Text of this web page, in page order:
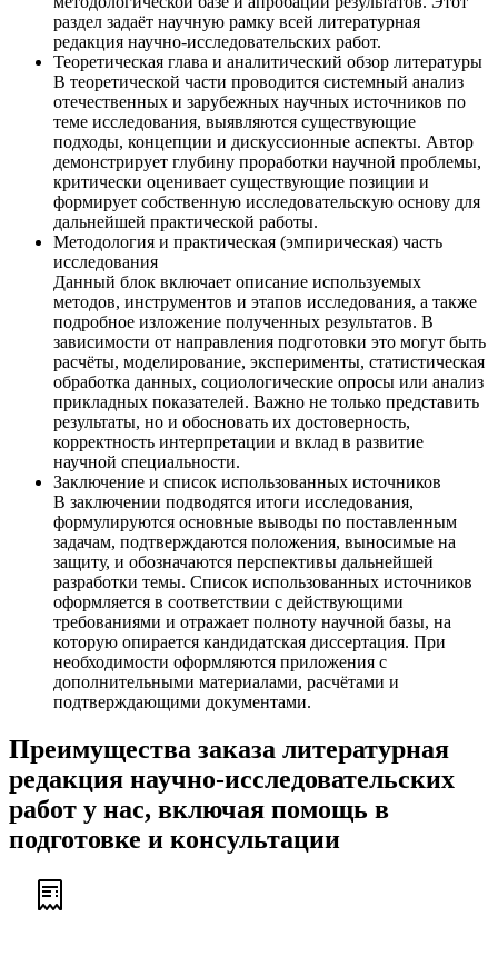
раздел задаёт научную рамку всей литературная
редакция научно-исследовательских работ.
Теоретическая глава и аналитический обзор литературы
В теоретической части проводится системный анализ
отечественных и зарубежных научных источников по
теме исследования, выявляются существующие
подходы, концепции и дискуссионные аспекты. Автор
демонстрирует глубину проработки научной проблемы,
критически оценивает существующие позиции и
формирует собственную исследовательскую основу для
дальнейшей практической работы.
Методология и практическая (эмпирическая) часть
исследования
Данный блок включает описание используемых
методов, инструментов и этапов исследования, а также
подробное изложение полученных результатов. В
зависимости от направления подготовки это могут быть
расчёты, моделирование, эксперименты, статистическая
обработка данных, социологические опросы или анализ
прикладных показателей. Важно не только представить
результаты, но и обосновать их достоверность,
корректность интерпретации и вклад в развитие
научной специальности.
Заключение и список использованных источников
В заключении подводятся итоги исследования,
формулируются основные выводы по поставленным
задачам, подтверждаются положения, выносимые на
защиту, и обозначаются перспективы дальнейшей
разработки темы. Список использованных источников
оформляется в соответствии с действующими
требованиями и отражает полноту научной базы, на
которую опирается кандидатская диссертация. При
необходимости оформляются приложения с
дополнительными материалами, расчётами и
подтверждающими документами.
Преимущества заказа литературная
редакция научно-исследовательских
работ у нас, включая помощь в
подготовке и консультации